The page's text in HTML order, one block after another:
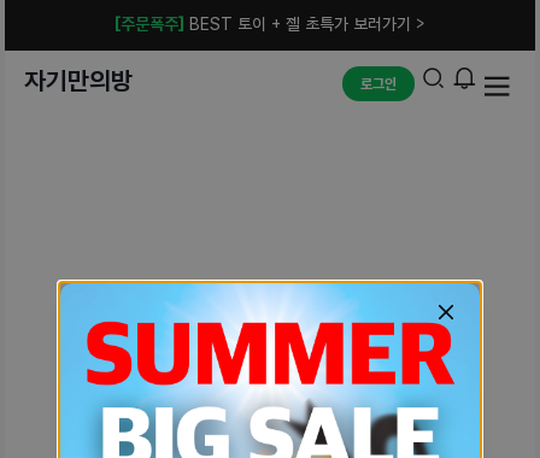
[주문폭주] BEST 토이 + 젤 초특가 보러가기 >
자기만의방 로그인
예상치 못한 에러입니다.